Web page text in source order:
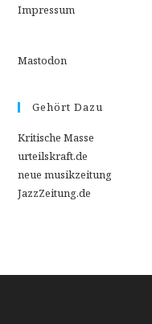
Impressum
Mastodon
Gehört Dazu
Kritische Masse
urteilskraft.de
neue musikzeitung
JazzZeitung.de